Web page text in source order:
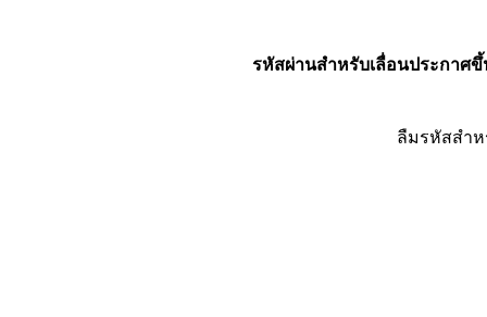
รหัสผ่านสำหรับเลื่อนประกาศขึ้
ลืมรหัสสำ